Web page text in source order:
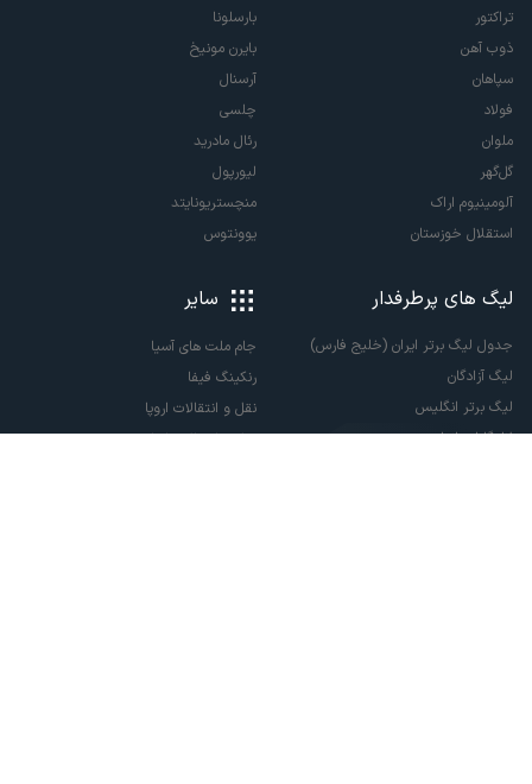
تراکتور
ذوب آهن
سپاهان
فولاد
ملوان
گل‌گهر
آلومینیوم اراک
استقلال خوزستان
بارسلونا
بایرن مونیخ
آرسنال
چلسی
رئال مادرید
لیورپول
منچستریونایتد
یوونتوس
لیگ های پرطرفدار
جدول لیگ برتر ایران (خلیج فارس)
لیگ آزادگان
لیگ برتر انگلیس
لالیگا اسپانیا
سایر
جام ملت های آسیا
رنکینگ فیفا
نقل و انتقالات اروپا
نقل و انتقالات ایران